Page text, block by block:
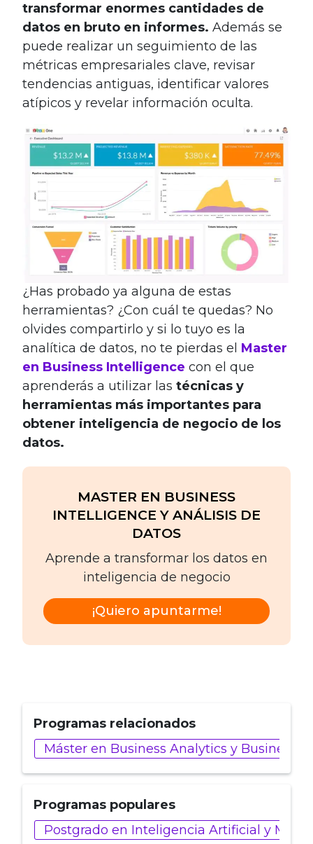
transformar enormes cantidades de
datos en bruto en informes. Además se
puede realizar un seguimiento de las
métricas empresariales clave, revisar
tendencias antiguas, identificar valores
atípicos y revelar información oculta.
¿Has probado ya alguna de estas
herramientas? ¿Con cuál te quedas? No
olvides compartirlo y si lo tuyo es la
analítica de datos, no te pierdas el Master
en Business Intelligence con el que
aprenderás a utilizar las técnicas y
herramientas más importantes para
obtener inteligencia de negocio de los
datos.
MASTER EN BUSINESS
INTELLIGENCE Y ANÁLISIS DE
DATOS
Aprende a transformar los datos en
inteligencia de negocio
¡Quiero apuntarme!
Programas relacionados
Máster en Business Analytics y Business
Programas populares
Postgrado en Inteligencia Artificial y